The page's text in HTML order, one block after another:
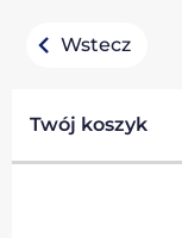
Wstecz
Twój koszyk